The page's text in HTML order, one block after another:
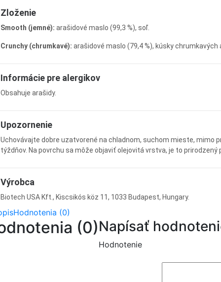
Zloženie
Smooth (jemné): arašidové maslo (99,3 %), soľ.
Crunchy (chrumkavé): arašidové maslo (79,4 %), kúsky chrumkavých
Informácie pre alergikov
Obsahuje arašidy.
Upozornenie
Uchovávajte dobre uzatvorené na chladnom, suchom mieste, mimo
týždňov. Na povrchu sa môže objaviť olejovitá vrstva, je to
Výrobca
Biotech USA Kft., Kiscsikós köz 11, 1033 Budapest, Hungary.
Hodnotenia (0)
(0)Napísať
Hodnotenie